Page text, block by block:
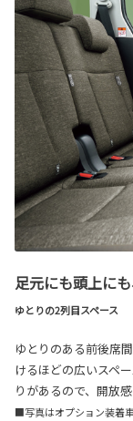
足元にも頭上にも
ゆとりの2列目スペース
ゆとりのある前後席
けるほどの広いスペ
りがあるので、開放
■写真はオプション装着